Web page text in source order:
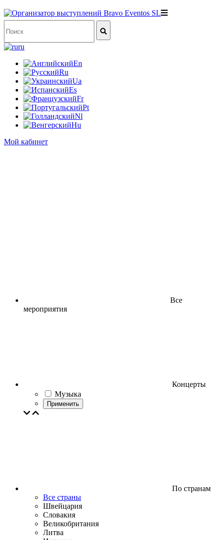
ru
En
Ru
Ua
Es
Fr
Pt
Nl
Hu
Мой кабинет
Все
мероприятия
Концерты
Музыка
Применить
По странам
Все страны
Швейцария
Словакия
Великобритания
Литва